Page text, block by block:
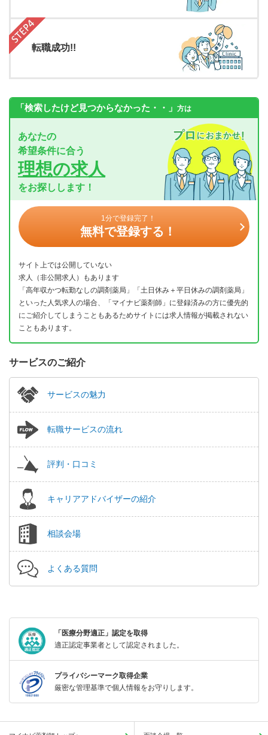
転職成功!!
「検索したけど見つからなかった・・」 方は
あなたの
希望条件に合う
理想の求人
をお探しします！
1分で登録完了！
無料で登録する！
サイト上では公開していない
求人（非公開求人）もあります
「高年収かつ転勤なしの調剤薬局」「土日休み＋平日休みの調剤薬局」
といった人気求人の場合、「マイナビ薬剤師」に登録済みの方に優先的
にご紹介してしまうこともあるためサイトには求人情報が掲載されない
こともあります。
サービスのご紹介
サービスの魅力
転職サービスの流れ
評判・口コミ
キャリアアドバイザーの紹介
相談会場
よくある質問
「医療分野適正」認定を取得
適正認定事業者として認定されました。
プライバシーマーク取得企業
厳密な管理基準で個人情報をお守りします。